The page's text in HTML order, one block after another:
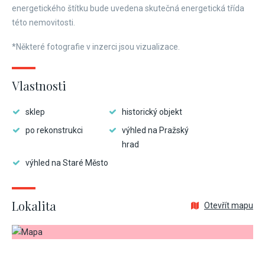
energetického štítku bude uvedena skutečná energetická třída
této nemovitosti.
*Některé fotografie v inzerci jsou vizualizace.
Vlastnosti
sklep
historický objekt
po rekonstrukci
výhled na Pražský
hrad
výhled na Staré Město
Lokalita Otevřít mapu